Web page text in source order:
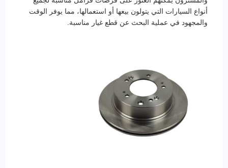
أنواع السيارات التي يتولون بيعها أو استعمالها، مما يوفر الوقت
والمجهود في عملية البحث عن قطع غيار مناسبة.